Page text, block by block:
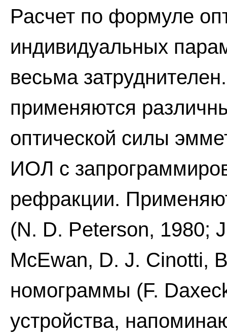
Расчет по формуле
индивидуальных
весьма
применяются
оптической силы
ИОЛ с
рефракции.
(N. D. Peterson, 1980;
McEwan, D. J. Cinotti,
номограммы (F.
устройства,